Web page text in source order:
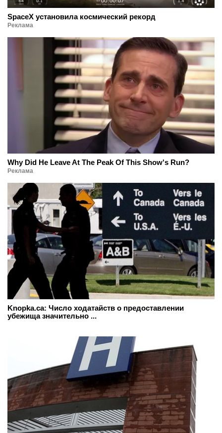
SpaceX установила космический рекорд
Реклама
Why Did He Leave At The Peak Of This Show's Run?
Реклама
Knopka.ca: Число ходатайств о предоставлении
убежища значительно ...